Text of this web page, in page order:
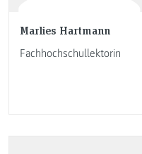
Marlies Hartmann
Fachhochschullektorin